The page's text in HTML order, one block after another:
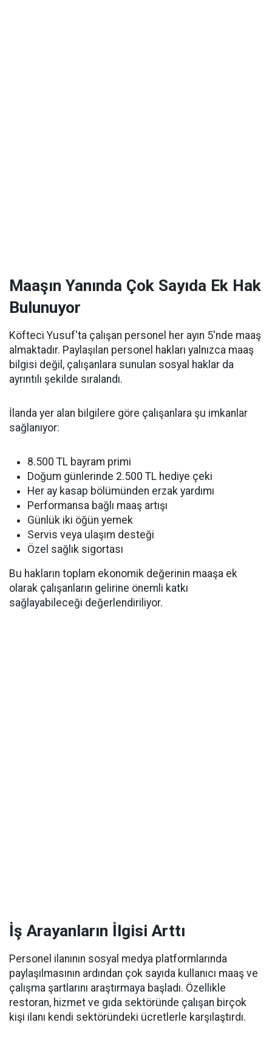
Maaşın Yanında Çok Sayıda Ek Hak
Bulunuyor
Köfteci Yusuf'ta çalışan personel her ayın 5'nde maaş
almaktadır. Paylaşılan personel hakları yalnızca maaş
bilgisi değil, çalışanlara sunulan sosyal haklar da
ayrıntılı şekilde sıralandı.
İlanda yer alan bilgilere göre çalışanlara şu imkanlar
sağlanıyor:
8.500 TL bayram primi
Doğum günlerinde 2.500 TL hediye çeki
Her ay kasap bölümünden erzak yardımı
Performansa bağlı maaş artışı
Günlük iki öğün yemek
Servis veya ulaşım desteği
Özel sağlık sigortası
Bu hakların toplam ekonomik değerinin maaşa ek
olarak çalışanların gelirine önemli katkı
sağlayabileceği değerlendiriliyor.
İş Arayanların İlgisi Arttı
Personel ilanının sosyal medya platformlarında
paylaşılmasının ardından çok sayıda kullanıcı maaş ve
çalışma şartlarını araştırmaya başladı. Özellikle
restoran, hizmet ve gıda sektöründe çalışan birçok
kişi ilanı kendi sektöründeki ücretlerle karşılaştırdı.